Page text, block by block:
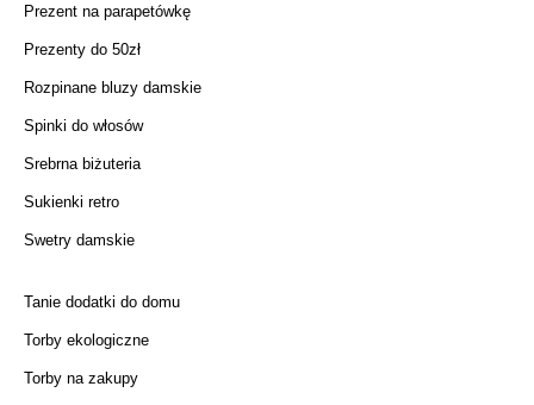
Prezent na parapetówkę
Prezenty do 50zł
Rozpinane bluzy damskie
Spinki do włosów
Srebrna biżuteria
Sukienki retro
Swetry damskie
Tanie dodatki do domu
Torby ekologiczne
Torby na zakupy